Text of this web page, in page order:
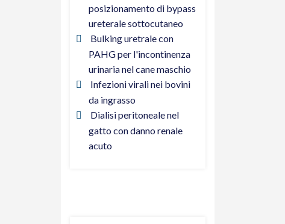
posizionamento di bypass
ureterale sottocutaneo
Bulking uretrale con
PAHG per l'incontinenza
urinaria nel cane maschio
Infezioni virali nei bovini
da ingrasso
Dialisi peritoneale nel
gatto con danno renale
acuto